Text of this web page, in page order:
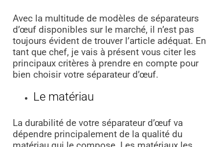
Avec la multitude de modèles de séparateurs
d’œuf disponibles sur le marché, il n’est pas
toujours évident de trouver l’article adéquat. En
tant que chef, je vais à présent vous citer les
principaux critères à prendre en compte pour
bien choisir votre séparateur d’œuf.
Le matériau
La durabilité de votre séparateur d’œuf va
dépendre principalement de la qualité du